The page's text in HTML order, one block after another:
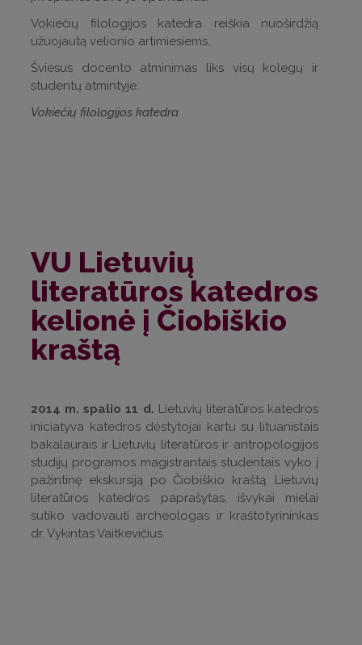
Vokiečių filologijos katedra reiškia nuoširdžią
užuojautą velionio artimiesiems.
Šviesus docento atminimas liks visų kolegų ir
studentų atmintyje.
Vokiečių filologijos katedra
VU Lietuvių
literatūros katedros
kelionė į Čiobiškio
kraštą
2014 m. spalio 11 d. Lietuvių literatūros katedros
iniciatyva katedros dėstytojai kartu su lituanistais
bakalaurais ir Lietuvių literatūros ir antropologijos
studijų programos magistrantais studentais vyko į
pažintinę ekskursiją po Čiobiškio kraštą. Lietuvių
literatūros katedros paprašytas, išvykai mielai
sutiko vadovauti archeologas ir kraštotyrininkas
dr. Vykintas Vaitkevičius.